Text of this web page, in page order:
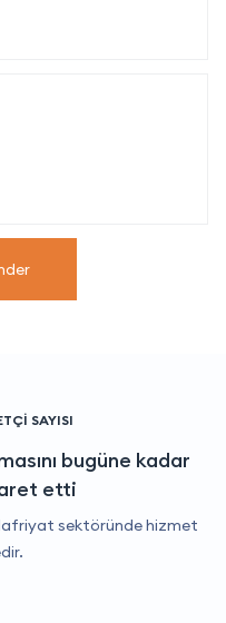
SAYISI
bugüne kadar
etti
sektöründe hizmet